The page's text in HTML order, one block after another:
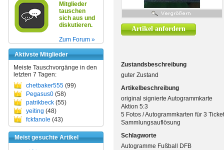
Mitglieder
tauschen
sich aus und
diskutieren.
Zum Forum »
Aktivste Mitglieder
Meiste Tauschvorgänge in den
letzten 7 Tagen:
chetbaker555 (99)
Pegasus0 (58)
patrikbeck (55)
yeiting (48)
fckfanole (43)
Meist gesuchte Artikel
Artikel anfordern
Zustandsbeschreibung
guter Zustand
Artikelbeschreibung
original signierte Autogrammkarte
Aktion 5:3
5 Fotos / Autogrammkarten für 3
Sammlungsauflösung
Schlagworte
Autogramme Fußball DFB